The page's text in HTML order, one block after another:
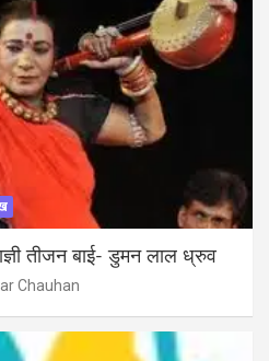
तीजन बाई- डुमन लाल ध्रुव
Chauhan